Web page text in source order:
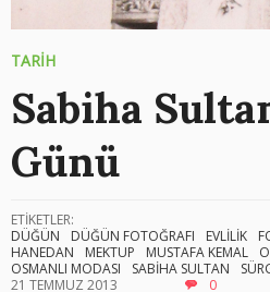
TARİH
Sabiha
Günü
ETİKETLER:
DÜĞÜN
DÜĞÜN FOTOĞRAFI EVLİLİK
HANEDAN
MEKTUP MUSTAFA KEMAL
OSMANLI MODASI
SABİHA SULTAN
21 TEMMUZ 2013
0